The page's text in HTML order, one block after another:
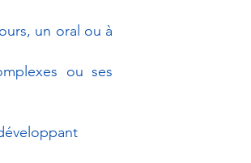
un oral ou à
ou ses